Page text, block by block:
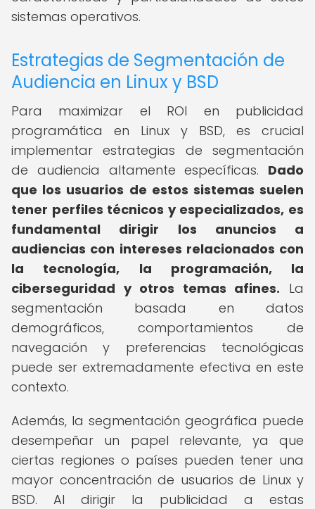
sistemas operativos.
Estrategias de Segmentación de
Audiencia en Linux y BSD
Para maximizar el ROI en publicidad
programática en Linux y BSD, es crucial
implementar estrategias de segmentación
de audiencia altamente específicas. Dado
que los usuarios de estos sistemas suelen
tener perfiles técnicos y especializados, es
fundamental dirigir los anuncios a
audiencias con intereses relacionados con
la tecnología, la programación, la
ciberseguridad y otros temas afines. La
segmentación basada en datos
demográficos, comportamientos de
navegación y preferencias tecnológicas
puede ser extremadamente efectiva en este
contexto.
Además, la segmentación geográfica puede
desempeñar un papel relevante, ya que
ciertas regiones o países pueden tener una
mayor concentración de usuarios de Linux y
BSD. Al dirigir la publicidad a estas